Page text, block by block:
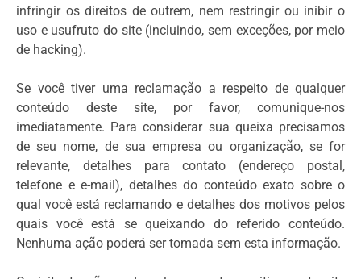
infringir os direitos de outrem, nem restringir ou inibir o
uso e usufruto do site (incluindo, sem exceções, por meio
de hacking).
Se você tiver uma reclamação a respeito de qualquer
conteúdo deste site, por favor, comunique-nos
imediatamente. Para considerar sua queixa precisamos
de seu nome, de sua empresa ou organização, se for
relevante, detalhes para contato (endereço postal,
telefone e e-mail), detalhes do conteúdo exato sobre o
qual você está reclamando e detalhes dos motivos pelos
quais você está se queixando do referido conteúdo.
Nenhuma ação poderá ser tomada sem esta informação.